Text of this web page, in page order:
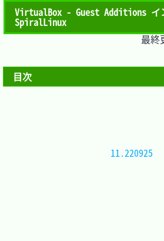
VirtualBox - Guest Additions イ
SpiralLinux
最終
目次
11.220925